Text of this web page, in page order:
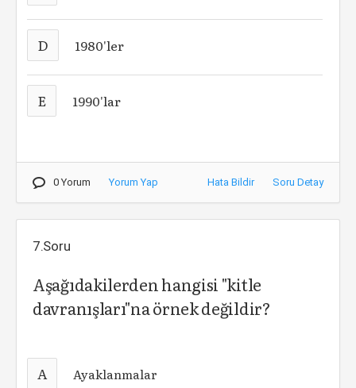
D 1980'ler
E 1990'lar
0 Yorum Yorum Yap Hata Bildir Soru Detay
7.Soru
Aşağıdakilerden hangisi "kitle
davranışları"na örnek değildir?
A Ayaklanmalar